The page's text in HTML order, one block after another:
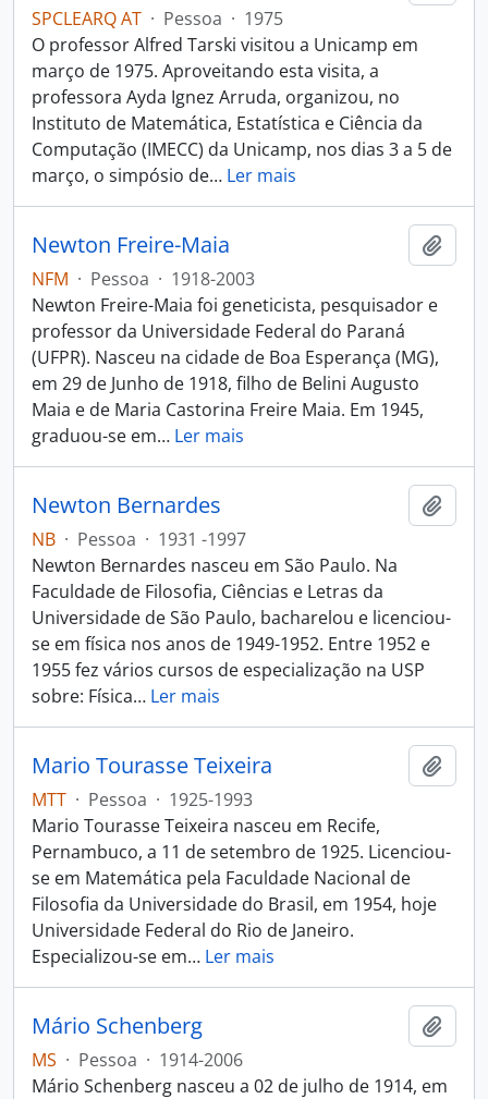
SPCLEARQ AT · Pessoa · 1975
O professor Alfred Tarski visitou a Unicamp em
março de 1975. Aproveitando esta visita, a
professora Ayda Ignez Arruda, organizou, no
Instituto de Matemática, Estatística e Ciência da
Computação (IMECC) da Unicamp, nos dias 3 a 5 de
março, o simpósio de… Ler mais
Newton Freire-Maia
NFM · Pessoa · 1918-2003
Newton Freire-Maia foi geneticista, pesquisador e
professor da Universidade Federal do Paraná
(UFPR). Nasceu na cidade de Boa Esperança (MG),
em 29 de Junho de 1918, filho de Belini Augusto
Maia e de Maria Castorina Freire Maia. Em 1945,
graduou-se em… Ler mais
Newton Bernardes
NB · Pessoa · 1931 -1997
Newton Bernardes nasceu em São Paulo. Na
Faculdade de Filosofia, Ciências e Letras da
Universidade de São Paulo, bacharelou e licenciou-
se em física nos anos de 1949-1952. Entre 1952 e
1955 fez vários cursos de especialização na USP
sobre: Física… Ler mais
Mario Tourasse Teixeira
MTT · Pessoa · 1925-1993
Mario Tourasse Teixeira nasceu em Recife,
Pernambuco, a 11 de setembro de 1925. Licenciou-
se em Matemática pela Faculdade Nacional de
Filosofia da Universidade do Brasil, em 1954, hoje
Universidade Federal do Rio de Janeiro.
Especializou-se em… Ler mais
Mário Schenberg
MS · Pessoa · 1914-2006
Mário Schenberg nasceu a 02 de julho de 1914, em